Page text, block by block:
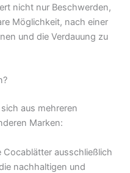
nicht nur Beschwerden,
Möglichkeit, nach einer
und die Verdauung zu
aus mehreren
Marken:
Cocablätter ausschließlich
nachhaltigen und